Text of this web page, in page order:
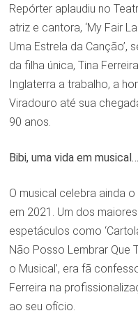
Repórter aplaudiu no
atriz e cantora, ‘My Fair
Uma Estrela da Canção’,
da filha única, Tina
Inglaterra a trabalho, a
Viradouro até sua
90 anos.
Bibi, uma vida em
O musical celebra ainda
em 2021. Um dos
espetáculos como
Não Posso Lembrar Que
o Musical’, era fã
Ferreira na
ao seu ofício.